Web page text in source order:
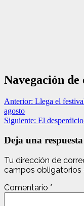
Navegación de
Anterior: Llega el
agosto
Siguiente: El
Deja una respuesta
Tu dirección de
campos obligatorios
Comentario *